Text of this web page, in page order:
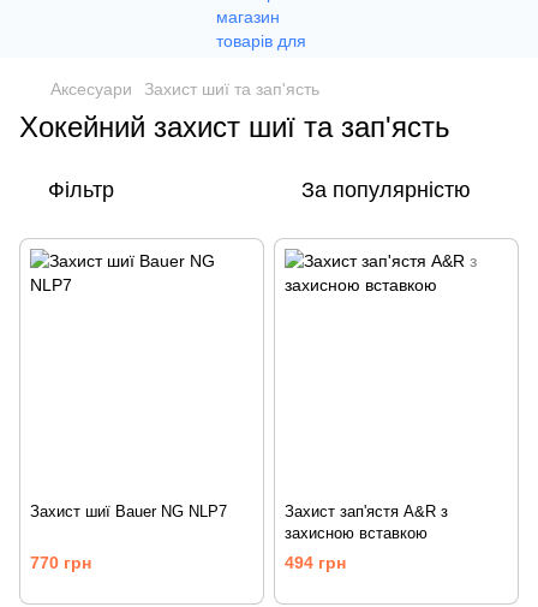
Аксесуари Захист шиї та зап'ясть
Хокейний захист шиї та зап'ясть
Фільтр За популярністю
Захист шиї Bauer NG NLP7
770 грн
Захист зап'ястя A&R з
захисною вставкою
494 грн